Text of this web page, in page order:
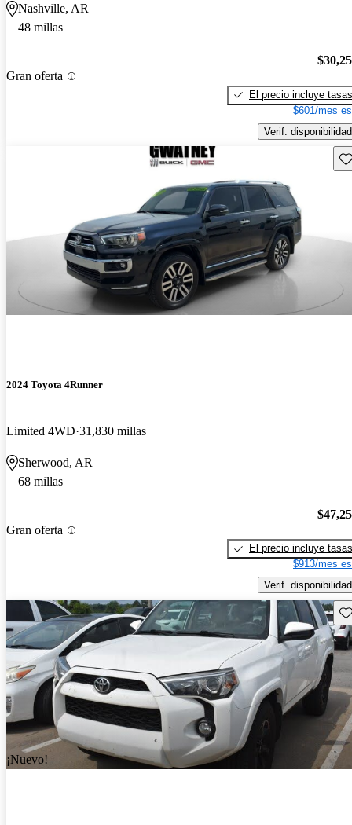
Nashville, AR
48 millas
Gran oferta
El precio incluye tasas
$601/mes
Verif. disponibilidad
2024 Toyota 4Runner
Limited 4WD 31,830 millas
Sherwood, AR
68 millas
Gran oferta
El precio incluye tasas
$913/mes
Verif. disponibilidad
¡Nuevo!